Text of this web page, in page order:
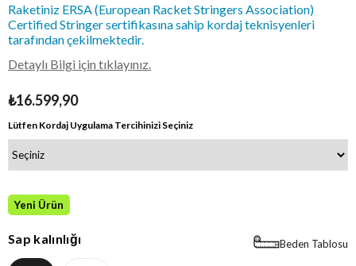
Raketiniz ERSA (European Racket Stringers Association)
Certified Stringer sertifikasına sahip kordaj teknisyenleri
tarafından çekilmektedir.
Detaylı Bilgi için tıklayınız.
₺16.599,90
Lütfen Kordaj Uygulama Tercihinizi Seçiniz
Yeni Ürün
Beden Tablosu
Sap kalınlığı